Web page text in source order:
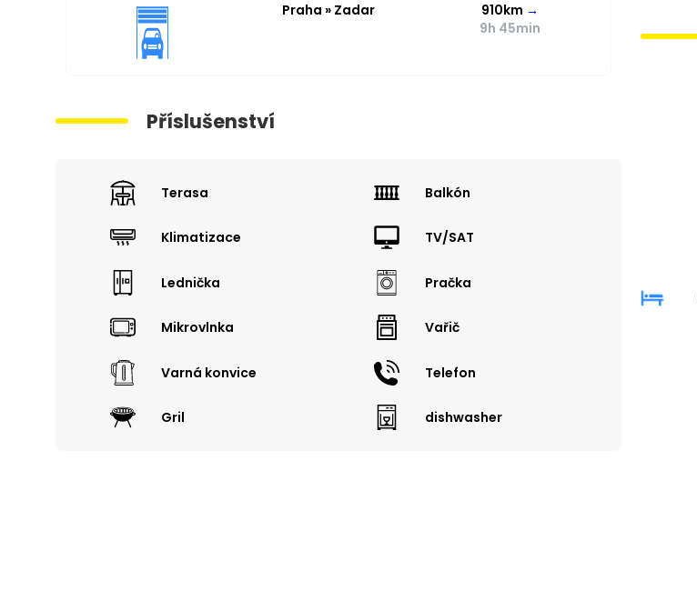
Praha » Zadar 910km →
9h 45min
Příslušenství
Terasa Balkón
Klimatizace TV/SAT
Lednička Pračka
Mikrovlnka Vařič
Varná konvice Telefon
Gril dishwasher